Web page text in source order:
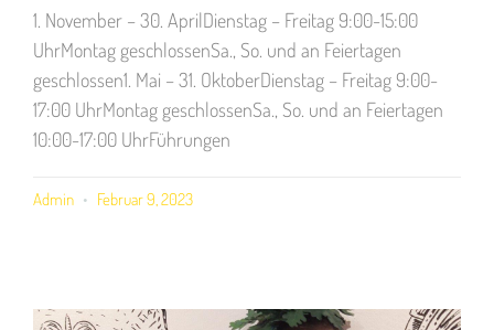
1. November – 30. AprilDienstag – Freitag 9:00-15:00
UhrMontag geschlossenSa., So. und an Feiertagen
geschlossen1. Mai – 31. OktoberDienstag – Freitag 9:00-
17:00 UhrMontag geschlossenSa., So. und an Feiertagen
10:00-17:00 UhrFührungen
Admin Februar 9, 2023